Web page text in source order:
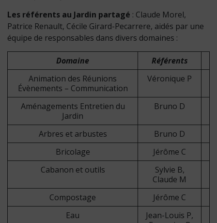
Les référents au Jardin partagé : Claude Morel,
Patrice Renault, Cécile Girard-Pecarrere, aidés par une
équipe de responsables dans divers domaines :
Domaine
Référents
Animation des Réunions
Évènements – Communication
Véronique P
Aménagements Entretien du
Jardin
Bruno D
Arbres et arbustes
Bruno D
Bricolage
Jérôme C
Cabanon et outils
Sylvie B,
Claude M
Compostage
Jérôme C
Eau
Jean-Louis P,